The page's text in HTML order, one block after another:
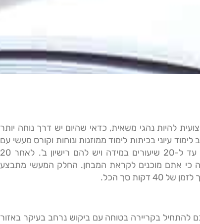
להיות נהגי משאית, כדאי שהיום יש דרך נוחה יותר
עיוני בכיתות לימוד ממוזגות ונוחות וקורס מעשי עם
משאיות איכותיות. לימוד הנהיגה כולל מספר שיעורים עד ל-20 שיעורים במידה ויש להם רישיון ב'. לאחר 20
כי אתם מוכנים לקראת המבחן. החלק המעשי מתבצע
סך הכל.
בקריירה בטוחה עם ביקוש נרחב בעיקר באזור